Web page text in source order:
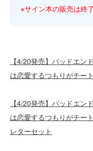
※サイン本の販売は終
【4/20発売】バッドエン
は恋愛するつもりがチー
【4/20発売】バッドエン
は恋愛するつもりがチー
レターセット